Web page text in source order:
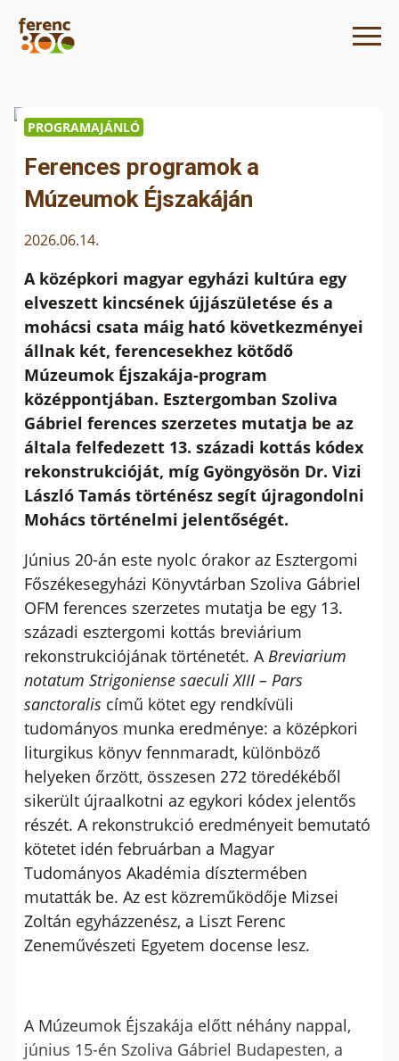
PROGRAMAJÁNLÓ
Ferences programok a
Múzeumok Éjszakáján
2026.06.14.
A középkori magyar egyházi kultúra egy
elveszett kincsének újjászületése és a
mohácsi csata máig ható következményei
állnak két, ferencesekhez kötődő
Múzeumok Éjszakája-program
középpontjában. Esztergomban Szoliva
Gábriel ferences szerzetes mutatja be az
általa felfedezett 13. századi kottás kódex
rekonstrukcióját, míg Gyöngyösön Dr. Vizi
László Tamás történész segít újragondolni
Mohács történelmi jelentőségét.
Június 20-án este nyolc órakor az Esztergomi
Főszékesegyházi Könyvtárban Szoliva Gábriel
OFM ferences szerzetes mutatja be egy 13.
századi esztergomi kottás breviárium
rekonstrukciójának történetét. ABreviarium
notatum Strigoniense saeculi XIII – Pars
sanctoraliscímű kötet egy rendkívüli
tudományos munka eredménye: a középkori
liturgikus könyv fennmaradt, különböző
helyeken őrzött, összesen 272 töredékéből
sikerült újraalkotni az egykori kódex jelentős
részét. A rekonstrukció eredményeit bemutató
kötetet idén februárban a Magyar
Tudományos Akadémia dísztermében
mutatták be. Az est közreműködője Mizsei
Zoltán egyházzenész, a Liszt Ferenc
Zeneművészeti Egyetem docense lesz.
A Múzeumok Éjszakája előtt néhány nappal,
június 15-én Szoliva Gábriel Budapesten, a